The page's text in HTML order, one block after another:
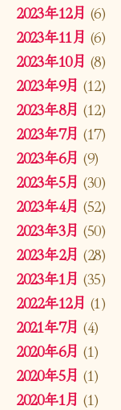
2023年12月 (6)
2023年11月 (6)
2023年10月 (8)
2023年9月 (12)
2023年8月 (12)
2023年7月 (17)
2023年6月 (9)
2023年5月 (30)
2023年4月 (52)
2023年3月 (50)
2023年2月 (28)
2023年1月 (35)
2022年12月 (1)
2021年7月 (4)
2020年6月 (1)
2020年5月 (1)
2020年1月 (1)